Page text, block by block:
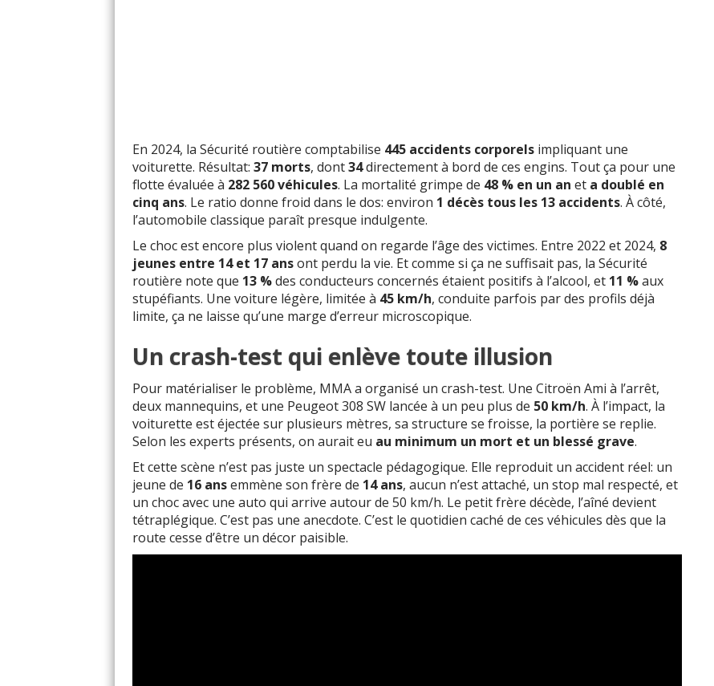
En 2024, la Sécurité routière comptabilise 445 accidents corporels impliquant une
voiturette. Résultat: 37 morts, dont34directement à bord de ces engins. Tout ça pour une
flotte évaluée à 282 560 véhicules. La mortalité grimpe de 48 % en un an et a doublé en
cinq ans. Le ratio donne froid dans le dos: environ 1 décès tous les 13 accidents. À côté,
l’automobile classique paraît presque indulgente.
Le choc est encore plus violent quand on regarde l’âge des victimes. Entre 2022 et 2024, 8
jeunes entre 14 et 17 ansont perdu la vie. Et comme si ça ne suffisait pas, la Sécurité
routière note que 13 %des conducteurs concernés étaient positifs à l’alcool, et 11 %aux
stupéfiants. Une voiture légère, limitée à 45 km/h, conduite parfois par des profils déjà
limite, ça ne laisse qu’une marge d’erreur microscopique.
Un crash-test qui enlève toute illusion
Pour matérialiser le problème, MMA a organisé un crash-test. Une Citroën Ami à l’arrêt,
deux mannequins, et une Peugeot 308 SW lancée à un peu plus de 50 km/h. À l’impact, la
voiturette est éjectée sur plusieurs mètres, sa structure se froisse, la portière se replie.
Selon les experts présents, on aurait eu au minimum un mort et un blessé grave.
Et cette scène n’est pas juste un spectacle pédagogique. Elle reproduit un accident réel: un
jeune de 16 ansemmène son frère de 14 ans, aucun n’est attaché, un stop mal respecté, et
un choc avec une auto qui arrive autour de 50 km/h. Le petit frère décède, l’aîné devient
tétraplégique. C’est pas une anecdote. C’est le quotidien caché de ces véhicules dès que la
route cesse d’être un décor paisible.